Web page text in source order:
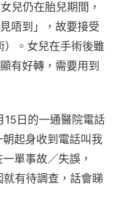
兒仍在胎兒期間，
唔到」，故要接受
。女兒在手術後雖
有好轉，需要用到
15日的一通醫院電話
起身收到電話叫我
單事故／失誤，
有待調查，話會睇